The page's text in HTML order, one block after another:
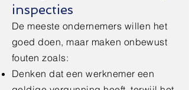
inspecties
De meeste ondernemers willen het
goed doen, maar maken onbewust
fouten zoals:
Denken dat een werknemer een